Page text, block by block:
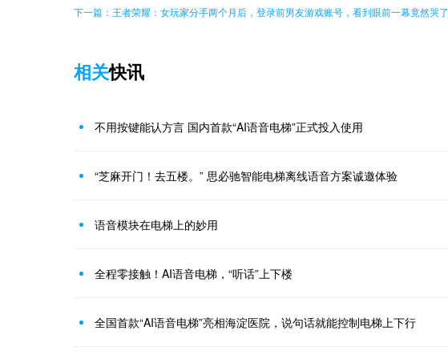
下一篇：王者荣耀：女玩家分手两个月后，登录前男友游戏账号，看到眼前一幕竟然哭了
相关快讯
不用按键能认方言 国内首款“AI语音电梯”正式投入使用
“芝麻开门！去五楼。” 思必驰智能电梯离线语音方案诚邀体验
语音模块在电梯上的妙用
全程零接触！AI语音电梯，“听话”上下楼
全国首款“AI语音电梯”亮相海淀医院，说句话就能控制电梯上下行